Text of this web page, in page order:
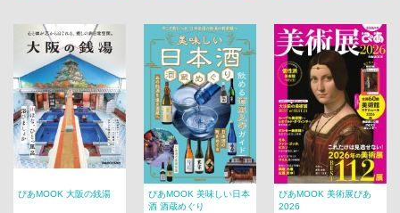
ぴあMOOK 大阪の銭湯
ぴあMOOK 美味しい日本
酒 酒蔵めぐり
ぴあMOOK 美術展ぴあ
2026